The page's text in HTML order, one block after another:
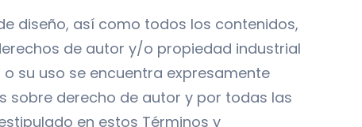
diseño, así como todos los contenidos,
de autor y/o propiedad industrial
o su uso se encuentra expresamente
sobre derecho de autor y por todas las
en estos Términos y